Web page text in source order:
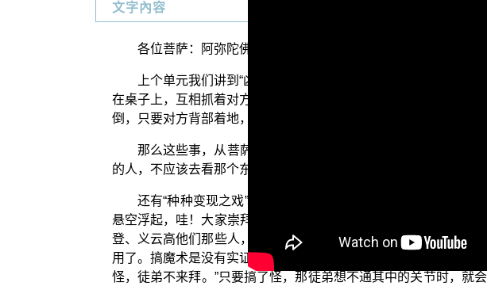
文字內容
各位菩萨：阿弥陀佛！
上个单元我们讲到“凶戏”。前面说的凶戏是“相扠”跟“相扑”
在桌子上，互相抓着对方的手掌角力，看谁赢，也是属于“那罗”
倒，只要对方背部着地，就算你赢，属于比较文雅的摔角一类。又
那么这些事，从菩萨戒来说，都属于违犯律仪，所以菩萨不
的人，不应该去看那个东西，那个叫作“相扠”。
还有“种种变现之戏”，就是现代讲的魔术。变魔术，不是只
悬空浮起，哇！大家崇拜得不得了；后来被拆穿了，原来是搞魔
登、义云高他们那些人，他们搞法求甘露，后来魔术师也把他拆
用了。搞魔术是没有实证佛法的时候才会利用的，如果你真的有
怪，徒弟不来拜。”只要搞了怪，那徒弟想不通其中的关节时，就